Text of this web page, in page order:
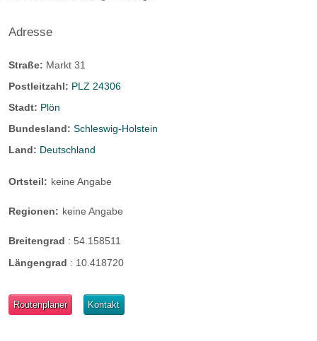
Adresse
Straße: Markt 31
Postleitzahl: PLZ 24306
Stadt: Plön
Bundesland: Schleswig-Holstein
Land: Deutschland
Ortsteil: keine Angabe
Regionen: keine Angabe
Breitengrad : 54.158511
Längengrad : 10.418720
Routenplaner Kontakt